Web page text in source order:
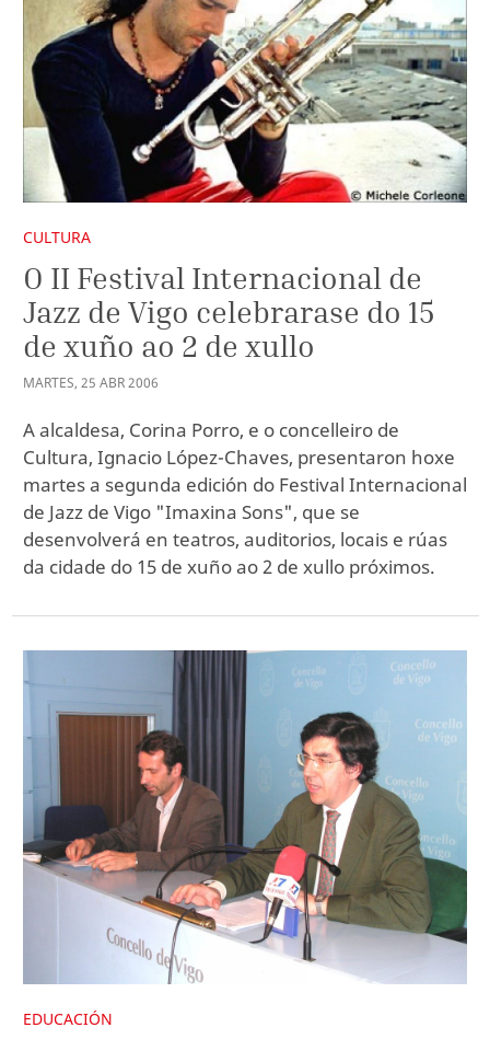
CULTURA
O II Festival Internacional de
Jazz de Vigo celebrarase do 15
de xuño ao 2 de xullo
MARTES, 25 ABR2006
A alcaldesa, Corina Porro, e o concelleiro de
Cultura, Ignacio López-Chaves, presentaron hoxe
martes a segunda edición do Festival Internacional
de Jazz de Vigo "Imaxina Sons", que se
desenvolverá en teatros, auditorios, locais e rúas
da cidade do 15 de xuño ao 2 de xullo próximos.
EDUCACIÓN